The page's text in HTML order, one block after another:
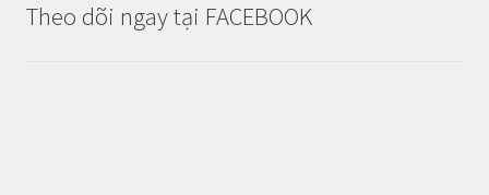
Theo dõi ngay tại FACEBOOK